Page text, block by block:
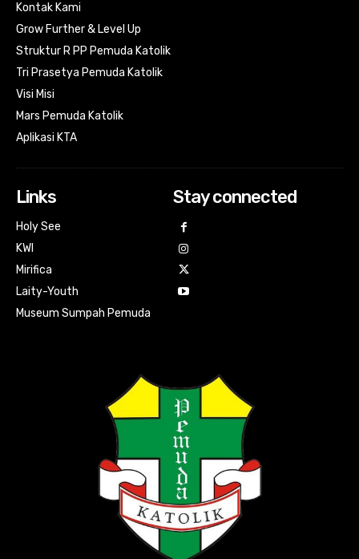
Kontak Kami
Grow Further & Level Up
Struktur R PP Pemuda Katolik
Tri Prasetya Pemuda Katolik
Visi Misi
Mars Pemuda Katolik
Aplikasi KTA
Links
Holy See
KWI
Mirifica
Laity-Youth
Museum Sumpah Pemuda
Stay connected